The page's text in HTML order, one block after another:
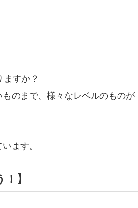
すか？
のまで、様々なレベルのものが
ます。
】